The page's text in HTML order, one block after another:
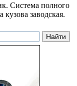
Система полного
заводская.